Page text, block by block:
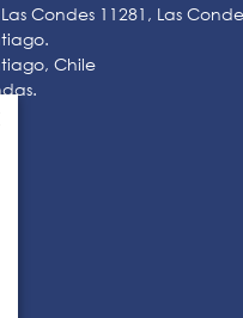
Condes 11281, Las
Chile
.